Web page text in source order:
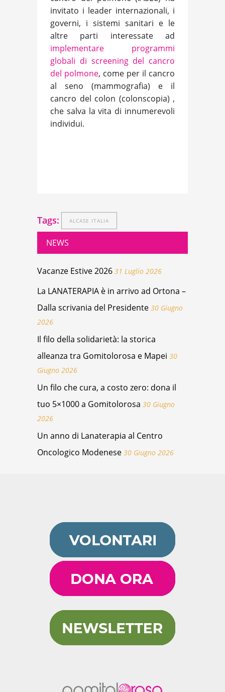
invitato i leader internazionali, i
governi, i sistemi sanitari e le
altre parti interessate ad
implementare programmi
globali di screening del cancro
del polmone, come per il cancro
al seno (mammografia) e il
cancro del colon (colonscopia) ,
che salva la vita di innumerevoli
individui.
Tags: ALCASE ITALIA
NEWS
Vacanze Estive 2026 31 Luglio 2026
La LANATERAPIA è in arrivo ad Ortona –
Dalla scrivania del Presidente 30 Giugno
2026
Il filo della solidarietà: la storica
alleanza tra Gomitolorosa e Mapei 30
Giugno 2026
Un filo che cura, a costo zero: dona il
tuo 5×1000 a Gomitolorosa 30 Giugno
2026
Un anno di Lanaterapia al Centro
Oncologico Modenese 30 Giugno 2026